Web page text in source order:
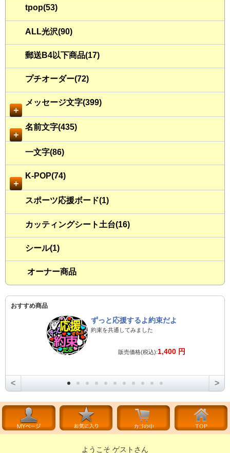
tpop(53)
ALL光沢(90)
郵送B4以下商品(17)
プチオーダー(72)
＋
メッセージ文字(399)
＋
名前文字(435)
一文字(86)
＋
K-POP(74)
スポーツ応援ボード(1)
カッティングシート土台(16)
シール(1)
オーナー商品
おすすめ商品
ずっと応援するよ約束だよ
約束を共通してみました
販売価格(税込):1,400 円
< >
ようこそ ゲストさん